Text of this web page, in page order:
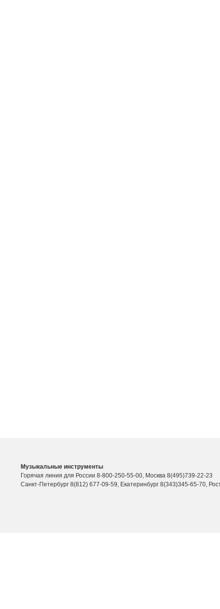
Музыкальные инструменты
Горячая линия для России 8-800-250-55-00, Москва 8(495)739-22-23
Санкт-Петербург 8(812) 677-09-59, Екатеринбург 8(343)345-65-70,